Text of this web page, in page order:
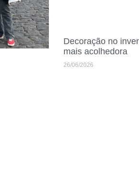
Decoração no
mais acolhedora
26/06/2026